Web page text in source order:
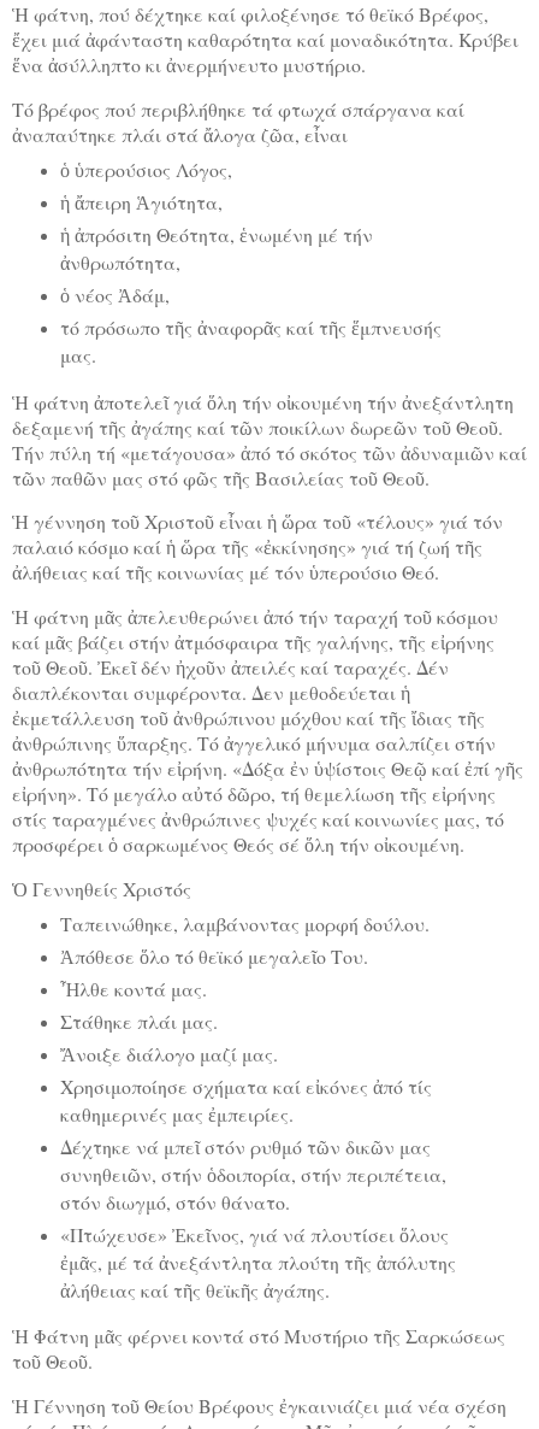
Ἡ φάτνη, πού δέχτηκε καί φιλοξένησε τό θεϊκό Βρέφος,
ἔχει μιά ἀφάνταστη καθαρότητα καί μοναδικότητα. Κρύβει
ἕνα ἀσύλληπτο κι ἀνερμήνευτο μυστήριο.
Τό βρέφος πού περιβλήθηκε τά φτωχά σπάργανα καί
ἀναπαύτηκε πλάι στά ἄλογα ζῶα, εἶναι
ὁ ὑπερούσιος Λόγος,
ἡ ἄπειρη Ἁγιότητα,
ἡ ἀπρόσιτη Θεότητα, ἑνωμένη μέ τήν
ἀνθρωπότητα,
ὁ νέος Ἀδάμ,
τό πρόσωπο τῆς ἀναφορᾶς καί τῆς ἕμπνευσής
μας.
Ἡ φάτνη ἀποτελεῖ γιά ὅλη τήν οἰκουμένη τήν ἀνεξάντλητη
δεξαμενή τῆς ἀγάπης καί τῶν ποικίλων δωρεῶν τοῦ Θεοῦ.
Τήν πύλη τή «μετάγουσα» ἀπό τό σκότος τῶν ἀδυναμιῶν καί
τῶν παθῶν μας στό φῶς τῆς Βασιλείας τοῦ Θεοῦ.
Ἡ γέννηση τοῦ Χριστοῦ εἶναι ἡ ὥρα τοῦ «τέλους» γιά τόν
παλαιό κόσμο καί ἡ ὥρα τῆς «ἐκκίνησης» γιά τή ζωή τῆς
ἀλήθειας καί τῆς κοινωνίας μέ τόν ὑπερούσιο Θεό.
Ἡ φάτνη μᾶς ἀπελευθερώνει ἀπό τήν ταραχή τοῦ κόσμου
καί μᾶς βάζει στήν ἀτμόσφαιρα τῆς γαλήνης, τῆς εἰρήνης
τοῦ Θεοῦ. Ἐκεῖ δέν ἠχοῦν ἀπειλές καί ταραχές. Δέν
διαπλέκονται συμφέροντα. Δεν μεθοδεύεται ἡ
ἐκμετάλλευση τοῦ ἀνθρώπινου μόχθου καί τῆς ἴδιας τῆς
ἀνθρώπινης ὕπαρξης. Τό ἀγγελικό μήνυμα σαλπίζει στήν
ἀνθρωπότητα τήν εἰρήνη. «Δόξα ἐν ὑψίστοις Θεῷ καί ἐπί γῆς
εἰρήνη». Τό μεγάλο αὐτό δῶρο, τή θεμελίωση τῆς εἰρήνης
στίς ταραγμένες ἀνθρώπινες ψυχές καί κοινωνίες μας, τό
προσφέρει ὁ σαρκωμένος Θεός σέ ὅλη τήν οἰκουμένη.
Ὁ Γεννηθείς Χριστός
Ταπεινώθηκε, λαμβάνοντας μορφή δούλου.
Ἀπόθεσε ὅλο τό θεϊκό μεγαλεῖο Του.
Ἦλθε κοντά μας.
Στάθηκε πλάι μας.
Ἄνοιξε διάλογο μαζί μας.
Χρησιμοποίησε σχήματα καί εἰκόνες ἀπό τίς
καθημερινές μας ἐμπειρίες.
Δέχτηκε νά μπεῖ στόν ρυθμό τῶν δικῶν μας
συνηθειῶν, στήν ὁδοιπορία, στήν περιπέτεια,
στόν διωγμό, στόν θάνατο.
«Πτώχευσε» Ἐκεῖνος, γιά νά πλουτίσει ὅλους
ἐμᾶς, μέ τά ἀνεξάντλητα πλούτη τῆς ἀπόλυτης
ἀλήθειας καί τῆς θεϊκῆς ἀγάπης.
Ἡ Φάτνη μᾶς φέρνει κοντά στό Μυστήριο τῆς Σαρκώσεως
τοῦ Θεοῦ.
Ἡ Γέννηση τοῦ Θείου Βρέφους ἐγκαινιάζει μιά νέα σχέση